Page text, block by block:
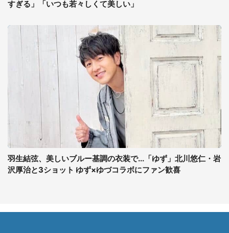
すぎる」「いつも若々しくて美しい」
羽生結弦、美しいブルー基調の衣装で...「ゆず」北川悠仁・岩
沢厚治と3ショット ゆず×ゆづコラボにファン歓喜